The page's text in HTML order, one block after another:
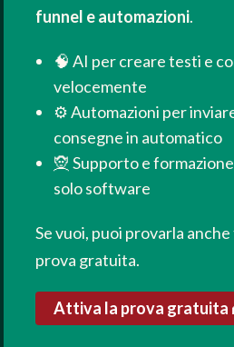
funnel e automazioni.
🧠 AI per creare testi e
velocemente
⚙️ Automazioni per
consegne in automatico
🧝 Supporto e
solo software
Se vuoi, puoi provarla
prova gratuita.
Attiva la prova gratuita